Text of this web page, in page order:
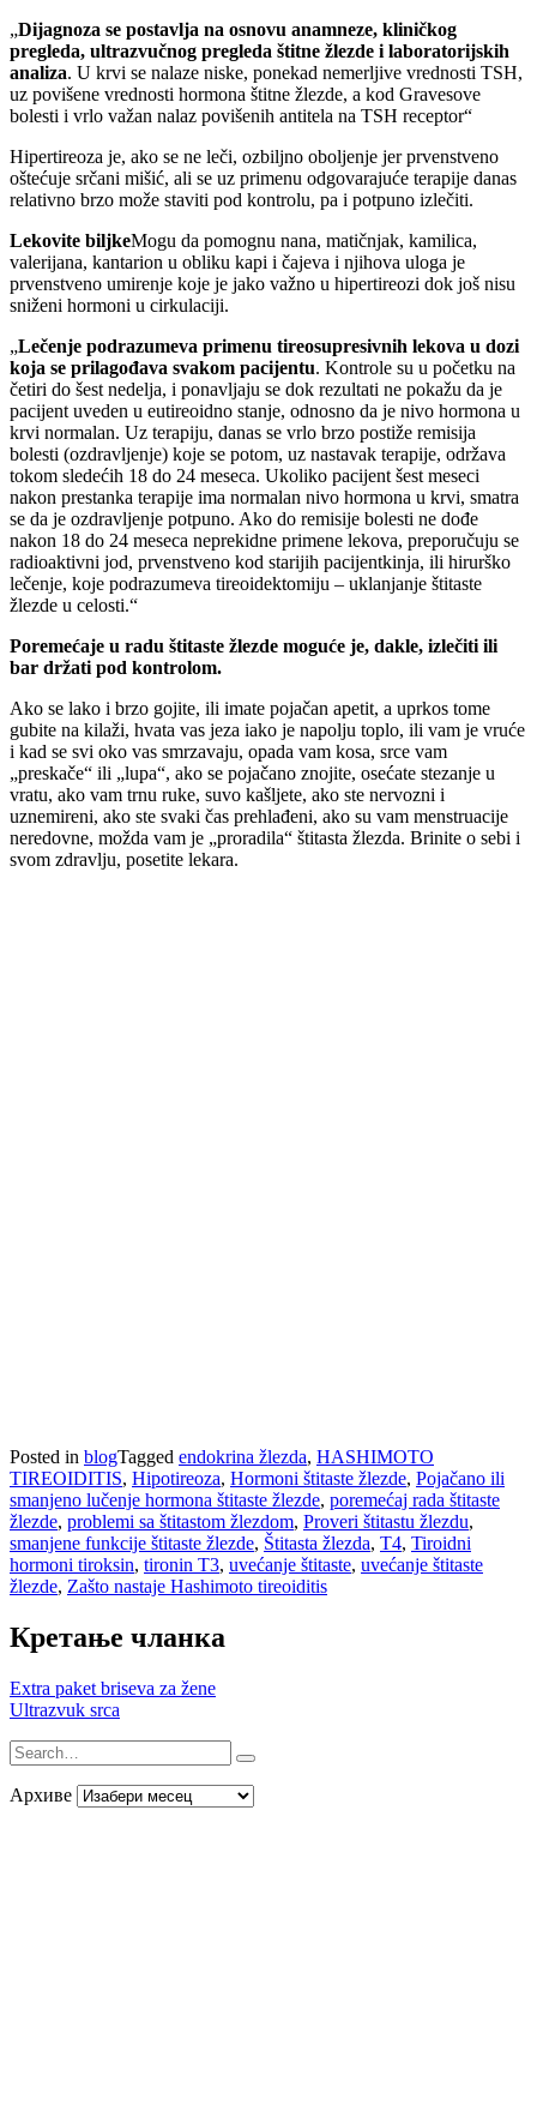
„Dijagnoza se postavlja na osnovu anamneze, kliničkog
pregleda, ultrazvučnog pregleda štitne žlezde i laboratorijskih
analiza. U krvi se nalaze niske, ponekad nemerljive vrednosti TSH,
uz povišene vrednosti hormona štitne žlezde, a kod Gravesove
bolesti i vrlo važan nalaz povišenih antitela na TSH receptor“
Hipertireoza je, ako se ne leči, ozbiljno oboljenje jer prvenstveno
oštećuje srčani mišić, ali se uz primenu odgovarajuće terapije danas
relativno brzo može staviti pod kontrolu, pa i potpuno izlečiti.
Lekovite biljkeMogu da pomognu nana, matičnjak, kamilica,
valerijana, kantarion u obliku kapi i čajeva i njihova uloga je
prvenstveno umirenje koje je jako važno u hipertireozi dok još nisu
sniženi hormoni u cirkulaciji.
„Lečenje podrazumeva primenu tireosupresivnih lekova u dozi
koja se prilagođava svakom pacijentu. Kontrole su u početku na
četiri do šest nedelja, i ponavljaju se dok rezultati ne pokažu da je
pacijent uveden u eutireoidno stanje, odnosno da je nivo hormona u
krvi normalan. Uz terapiju, danas se vrlo brzo postiže remisija
bolesti (ozdravljenje) koje se potom, uz nastavak terapije, održava
tokom sledećih 18 do 24 meseca. Ukoliko pacijent šest meseci
nakon prestanka terapije ima normalan nivo hormona u krvi, smatra
se da je ozdravljenje potpuno. Ako do remisije bolesti ne dođe
nakon 18 do 24 meseca neprekidne primene lekova, preporučuju se
radioaktivni jod, prvenstveno kod starijih pacijentkinja, ili hirurško
lečenje, koje podrazumeva tireoidektomiju – uklanjanje štitaste
žlezde u celosti.“
Poremećaje u radu štitaste žlezde moguće je, dakle, izlečiti ili
bar držati pod kontrolom.
Ako se lako i brzo gojite, ili imate pojačan apetit, a uprkos tome
gubite na kilaži, hvata vas jeza iako je napolju toplo, ili vam je vruće
i kad se svi oko vas smrzavaju, opada vam kosa, srce vam
„preskače“ ili „lupa“, ako se pojačano znojite, osećate stezanje u
vratu, ako vam trnu ruke, suvo kašljete, ako ste nervozni i
uznemireni, ako ste svaki čas prehlađeni, ako su vam menstruacije
neredovne, možda vam je „proradila“ štitasta žlezda. Brinite o sebi i
svom zdravlju, posetite lekara.
Posted in blogTagged endokrina žlezda, HASHIMOTO
TIREOIDITIS, Hipotireoza, Hormoni štitaste žlezde, Pojačano ili
smanjeno lučenje hormona štitaste žlezde, poremećaj rada štitaste
žlezde, problemi sa štitastom žlezdom, Proveri štitastu žlezdu,
smanjene funkcije štitaste žlezde, Štitasta žlezda, T4, Tiroidni
hormoni tiroksin, tironin T3, uvećanje štitaste, uvećanje štitaste
žlezde, Zašto nastaje Hashimoto tireoiditis
Кретање чланка
Extra paket briseva za žene
Ultrazvuk srca
Архиве